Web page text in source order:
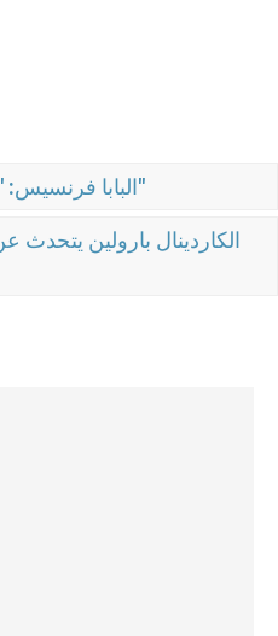
البابا فرنسيس: "عيشوا باتحاد كامل مع الله"